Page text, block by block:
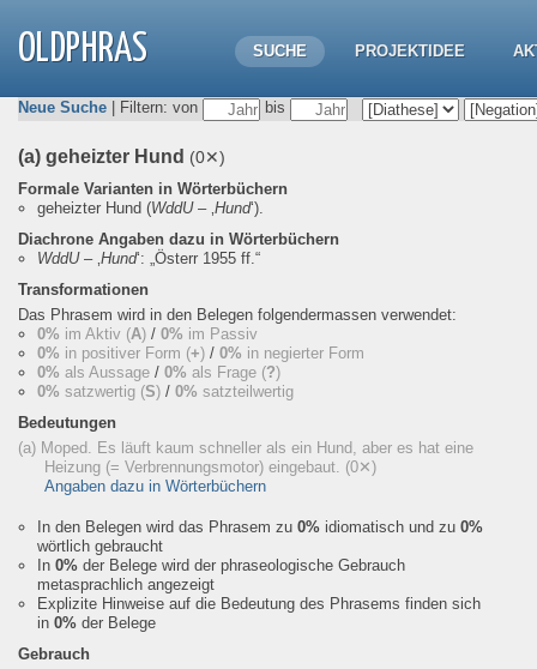
OLDPHRAS SUCHE PROJEKTIDEE
Neue Suche | Filtern: von bis
(a) geheizter Hund (0✕)
Formale Varianten in Wörterbüchern
geheizter Hund (WddU– ‚Hund‘).
Diachrone Angaben dazu in Wörterbüchern
WddU– ‚Hund‘: „Österr 1955 ff.“
Transformationen
Das Phrasem wird in den Belegen folgendermassen verwendet:
0% im Aktiv (A) / 0% im Passiv
0% in positiver Form (+) / 0% in negierter Form
0% als Aussage / 0% als Frage (?)
0% satzwertig (S) / 0% satzteilwertig
Bedeutungen
(a) Moped. Es läuft kaum schneller als ein Hund, aber es hat eine
Heizung (= Verbrennungsmotor) eingebaut. (0✕)
Angaben dazu in Wörterbüchern
In den Belegen wird das Phrasem zu 0% idiomatisch und zu 0%
wörtlich gebraucht
In 0% der Belege wird der phraseologische Gebrauch
metasprachlich angezeigt
Explizite Hinweise auf die Bedeutung des Phrasems finden sich
in 0% der Belege
Gebrauch